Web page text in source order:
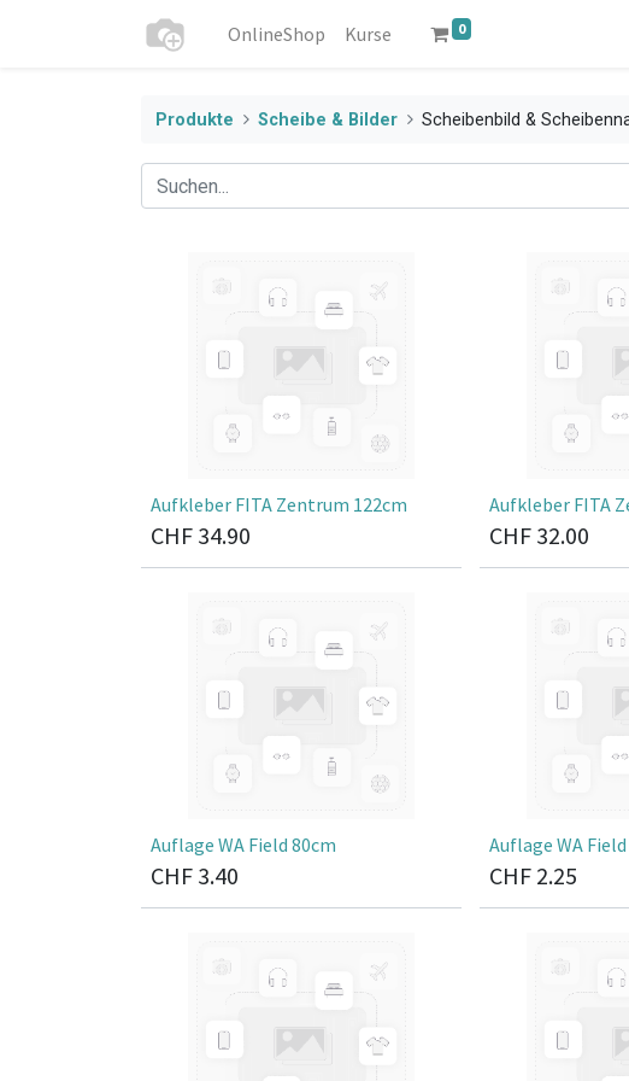
OnlineShop Kurse 0
Produkte Scheibe & Bilder Scheibenbild &
Aufkleber FITA Zentrum 122cm
CHF 34.90
Aufkleber FITA
CHF 32.00
Auflage WA Field 80cm
CHF 3.40
Auflage WA
CHF 2.25